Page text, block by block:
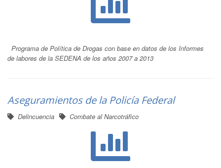
Programa de Política de Drogas con base en datos de los Informes
de labores de la SEDENA de los años 2007 a 2013
Aseguramientos de la Policía Federal
Delincuencia Combate al Narcotráfico